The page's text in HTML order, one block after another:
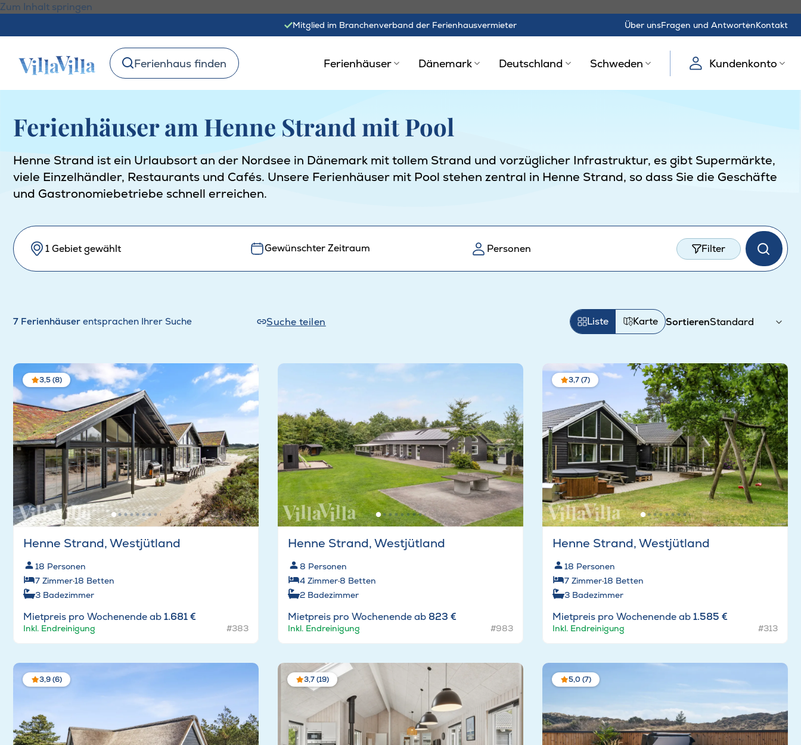
Zum Inhalt springen
Mitglied im Branchenverband der Ferienhausvermieter Über unsFragen und AntwortenKontakt
Ferienhaus finden Ferienhäuser Dänemark Deutschland Schweden Kundenkonto
Ferienhäuser am Henne Strand mit Pool
Henne Strand ist ein Urlaubsort an der Nordsee in Dänemark mit tollem Strand und vorzüglicher Infrastruktur, es gibt Supermärkte,
viele Einzelhändler, Restaurants und Cafés. Unsere Ferienhäuser mit Pool stehen zentral in Henne Strand, so dass Sie die Geschäfte
und Gastronomiebetriebe schnell erreichen.
1 Gebiet gewählt Gewünschter Zeitraum Personen Filter
7 Ferienhäuser entsprachen Ihrer Suche Suche teilen Sortieren
Liste Karte
3,5 (8)
Henne Strand, Westjütland
18 Personen
7 Zimmer·18 Betten
3 Badezimmer
Mietpreis pro Wochenende ab1.681 €
Inkl. Endreinigung #383
Henne Strand, Westjütland
8 Personen
4 Zimmer·8 Betten
2 Badezimmer
Mietpreis pro Wochenende ab823 €
Inkl. Endreinigung #983
3,7 (7)
Henne Strand, Westjütland
18 Personen
7 Zimmer·18 Betten
3 Badezimmer
Mietpreis pro Wochenende ab1.585 €
Inkl. Endreinigung #313
3,9 (6) 3,7 (19) 5,0 (7)